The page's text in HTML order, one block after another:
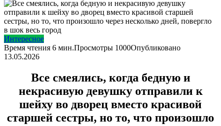
Интересное
Время чтения 6 мин.Просмотры 1000Опубликовано
13.05.2026
Все смеялись, когда бедную и
некрасивую девушку отправили к
шейху во дворец вместо красивой
старшей сестры, но то, что произошло